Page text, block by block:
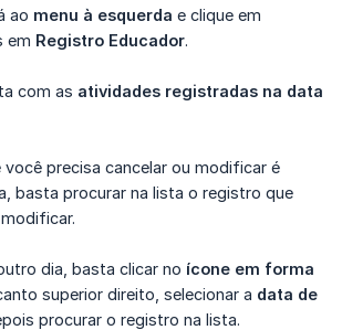
ao menu à esquerda e clique em
em Registro Educador.
com as atividades registradas na data
você precisa cancelar ou modificar é
basta procurar na lista o registro que
dia, basta clicar no ícone em forma
superior direito, selecionar a data de
procurar o registro na lista.